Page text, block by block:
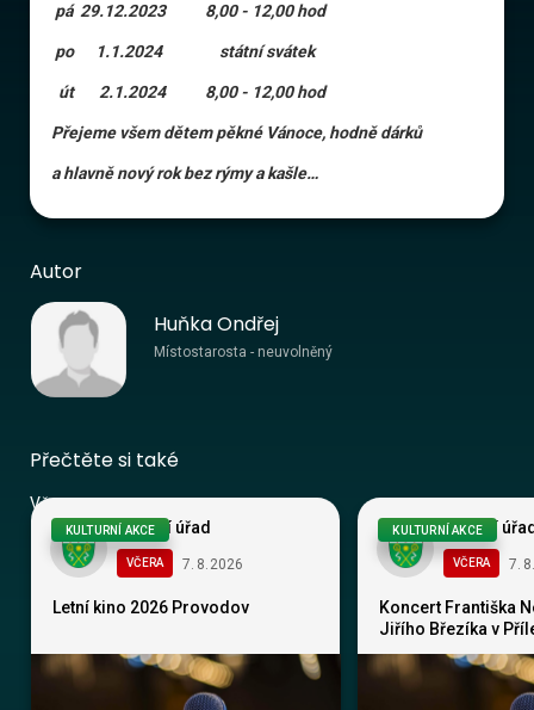
pá 29.12.2023 8,00 - 12,00 hod
po 1.1.2024 státní svátek
út 2.1.2024 8,00 - 12,00 hod
Přejeme všem dětem pěkné Vánoce, hodně dárků
a hlavně nový rok bez rýmy a kašle…
Autor
Huňka Ondřej
Místostarosta - neuvolněný
Přečtěte si také
Vše
Obecní úřad
VČERA 7 8 2026
Letní kino 2026 Provodov
KULTURNÍ AKCE Obecní
VČERA 7 8
Koncert Františka
Jiřího Březíka v
KULTURNÍ AKCE